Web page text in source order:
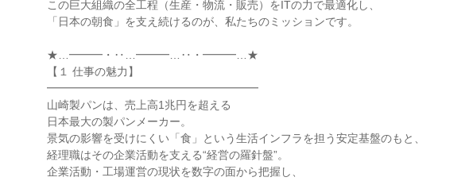
この巨大組織の全工程（生産・物流・販売）をITの力で最適化し、
「日本の朝食」を支え続けるのが、私たちのミッションです。
★…━━━・‥…━━━…‥・━━━…★
【１ 仕事の魅力】
━━━━━━━━━━━━━━━━━━━
山崎製パンは、売上高1兆円を超える
日本最大の製パンメーカー。
景気の影響を受けにくい「食」という生活インフラを担う安定基盤のもと、
経理職はその企業活動を支える“経営の羅針盤”。
企業活動・工場運営の現状を数字の面から把握し、